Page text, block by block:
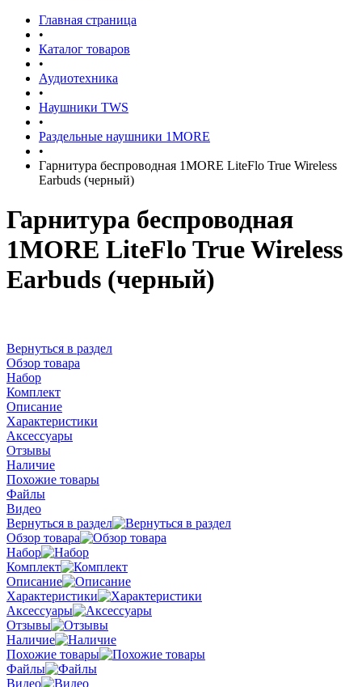
Главная страница
•
Каталог товаров
•
Аудиотехника
•
Наушники TWS
•
Раздельные наушники 1MORE
•
Гарнитура беспроводная 1MORE LiteFlo True Wireless
Earbuds (черный)
Гарнитура беспроводная
1MORE LiteFlo True Wireless
Earbuds (черный)
Вернуться в раздел
Обзор товара
Набор
Комплект
Описание
Характеристики
Аксессуары
Отзывы
Наличие
Похожие товары
Файлы
Видео
Вернуться в раздел
Обзор товара
Набор
Комплект
Описание
Характеристики
Аксессуары
Отзывы
Наличие
Похожие товары
Файлы
Видео